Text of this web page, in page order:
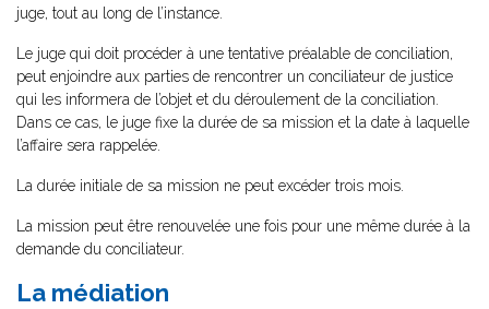
juge, tout au long de l’instance.
Le juge qui doit procéder à une tentative préalable de conciliation,
peut enjoindre aux parties de rencontrer un conciliateur de justice
qui les informera de l’objet et du déroulement de la conciliation.
Dans ce cas, le juge fixe la durée de sa mission et la date à laquelle
l’affaire sera rappelée.
La durée initiale de sa mission ne peut excéder trois mois.
La mission peut être renouvelée une fois pour une même durée à la
demande du conciliateur.
La médiation